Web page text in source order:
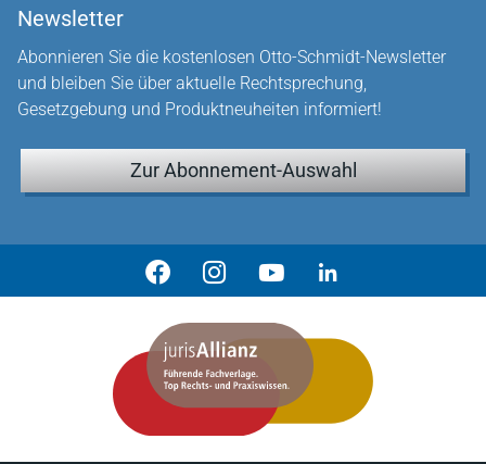
Newsletter
Abonnieren Sie die kostenlosen Otto-Schmidt-Newsletter
und bleiben Sie über aktuelle Rechtsprechung,
Gesetzgebung und Produktneuheiten informiert!
Zur Abonnement-Auswahl